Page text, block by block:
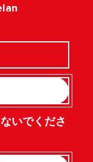
いでくださ